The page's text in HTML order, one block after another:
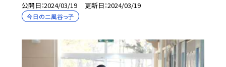
公開日 2024/03/19 更新日 2024/03/19
今日の二風谷っ子